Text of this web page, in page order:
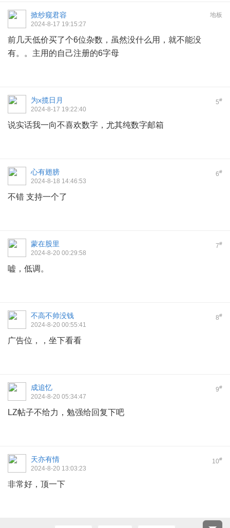
地板
掀纱窥君容
2024-8-17 19:15:27
前几天低价买了个6位杂数，虽然没什么用，就不能没
有。。主用的自己注册的6字母
5#
为x揽日月
2024-8-17 19:22:40
说实话我一向不喜欢数字，尤其纯数字邮箱
6#
心有翅膀
2024-8-18 14:46:53
不错 支持一个了
7#
蒙在股里
2024-8-20 00:29:58
嘘，低调。
8#
不高不帅没钱
2024-8-20 00:55:41
广告位，，坐下看看
9#
成追忆
2024-8-20 05:34:47
LZ帖子不给力，勉强给回复下吧
10#
天亦有情
2024-8-20 13:03:23
非常好，顶一下